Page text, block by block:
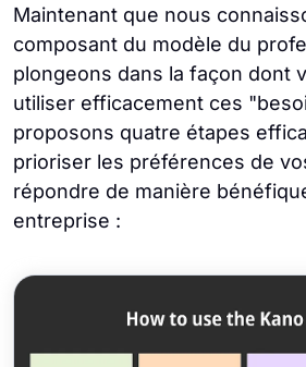
Maintenant que nous
composant du modèle du
plongeons dans la façon dont
utiliser efficacement ces
proposons quatre étapes
prioriser les préférences de
répondre de manière
entreprise :